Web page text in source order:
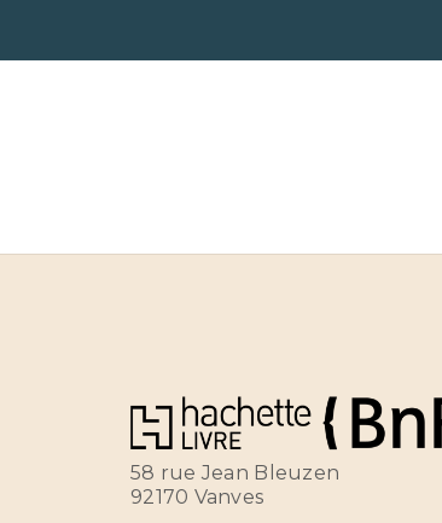
58 rue Jean Bleuzen
92170 Vanves